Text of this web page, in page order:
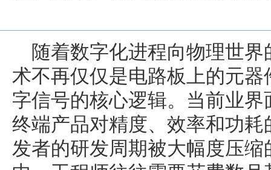
随着数字化进程向物理世
术不再仅仅是电路板上的元
字信号的核心逻辑。当前业
终端产品对精度、效率和功
发者的研发周期被大幅度压